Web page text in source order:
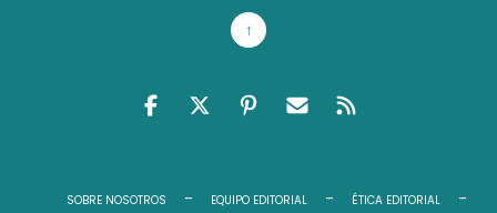
↑
SOBRE NOSOTROS EQUIPO EDITORIAL ÉTICA EDITORIAL